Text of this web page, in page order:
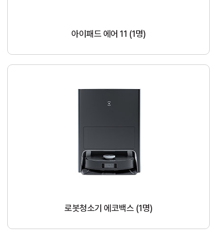
아이패드 에어 11 (1명)
로봇청소기 에코백스 (1명)